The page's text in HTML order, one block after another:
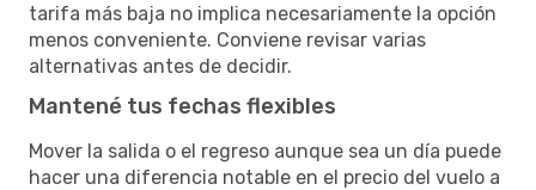
tarifa más baja no implica necesariamente la opción
menos conveniente. Conviene revisar varias
alternativas antes de decidir.
Mantené tus fechas flexibles
Mover la salida o el regreso aunque sea un día puede
hacer una diferencia notable en el precio del vuelo a